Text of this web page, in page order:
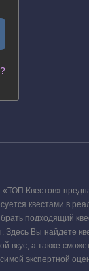
«ТОП Квестов»
квестами в
подходящий
Здесь Вы найдете
вкус, а также
экспертной